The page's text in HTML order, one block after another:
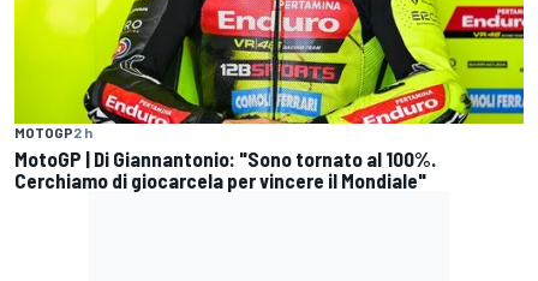
MOTOGP2 h
MotoGP | Di Giannantonio: "Sono tornato al 100%.
Cerchiamo di giocarcela per vincere il Mondiale"